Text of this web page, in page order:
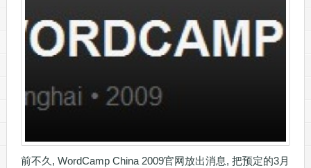
前不久, WordCamp China 2009官网放出消息, 把预定的3月